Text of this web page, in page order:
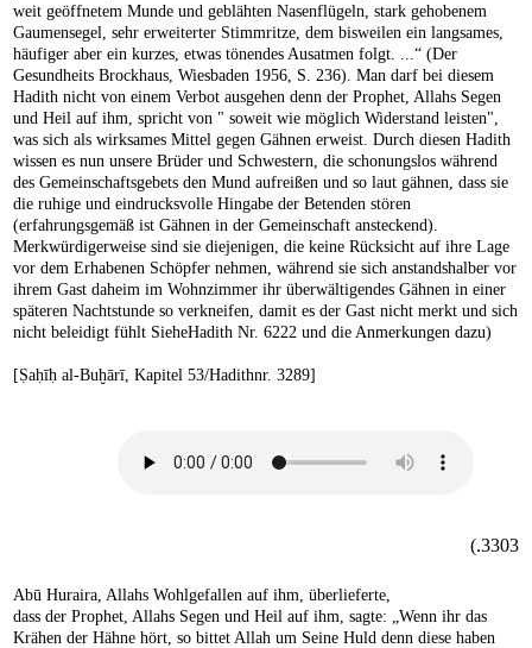
weit geöffnetem Munde und geblähten Nasenflügeln, stark gehobenem
Gaumensegel, sehr erweiterter Stimmritze, dem bisweilen ein langsames,
häufiger aber ein kurzes, etwas tönendes Ausatmen folgt. ...“ (Der
Gesundheits Brockhaus, Wiesbaden 1956, S. 236). Man darf bei diesem
Hadith nicht von einem Verbot ausgehen denn der Prophet, Allahs Segen
und Heil auf ihm, spricht von " soweit wie möglich Widerstand leisten",
was sich als wirksames Mittel gegen Gähnen erweist. Durch diesen Hadith
wissen es nun unsere Brüder und Schwestern, die schonungslos während
des Gemeinschaftsgebets den Mund aufreißen und so laut gähnen, dass sie
die ruhige und eindrucksvolle Hingabe der Betenden stören
(erfahrungsgemäß ist Gähnen in der Gemeinschaft ansteckend).
Merkwürdigerweise sind sie diejenigen, die keine Rücksicht auf ihre Lage
vor dem Erhabenen Schöpfer nehmen, während sie sich anstandshalber vor
ihrem Gast daheim im Wohnzimmer ihr überwältigendes Gähnen in einer
späteren Nachtstunde so verkneifen, damit es der Gast nicht merkt und sich
nicht beleidigt fühlt SieheHadith Nr. 6222 und die Anmerkungen dazu)
[Ṣaḥīḥ al-Buḫārī, Kapitel 53/Hadithnr. 3289]
3303.)
Abū Huraira, Allahs Wohlgefallen auf ihm, überlieferte,
dass der Prophet, Allahs Segen und Heil auf ihm, sagte: „Wenn ihr das
Krähen der Hähne hört, so bittet Allah um Seine Huld denn diese haben